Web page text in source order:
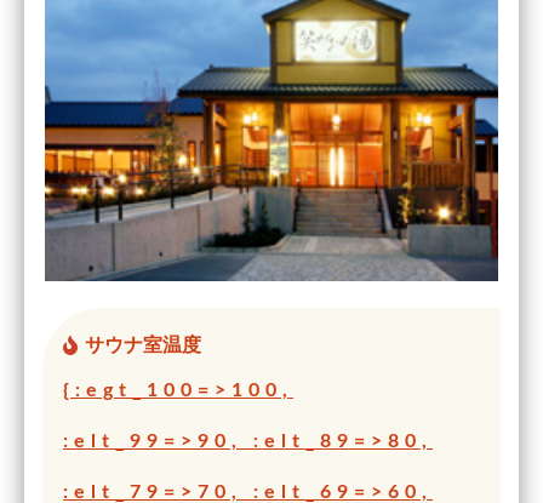
サウナ室温度
{:egt_100=>100,
:elt_99=>90, :elt_89=>80,
:elt_79=>70, :elt_69=>60,